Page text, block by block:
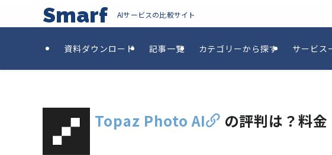
Smarf AIサービスの比較サイト
資料ダウンロード 記事一覧 カテゴリーから探す サービス
Topaz Photo AI の評判は？料